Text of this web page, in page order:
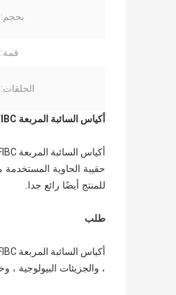
بحجم:
قمة:
الحلقات:
أكياس السائبة المربعة FIBC قابلة للطي أداء مستقر
أكياس السائبة المربعة FIBC قابلة للطي أداء مستقر
حقيبة الحاوية
للمنتج أيضًا رائع جدا.
طلب
أكياس السائبة المربعة FIBC قابلة للطي أداء مستقر ش
، والجزيئات البيولوجية ،